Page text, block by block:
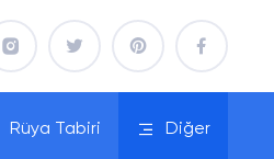
Rüya Tabiri Diğer